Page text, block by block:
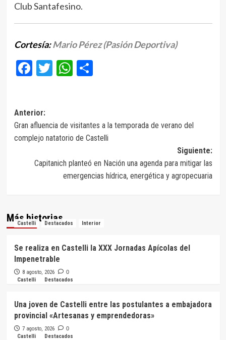
Club Santafesino.
Cortesía:Mario Pérez (Pasión Deportiva)
Facebook
Twitter
WhatsApp
Compartir
Navegación
de
entradas
Anterior:
Gran afluencia de visitantes a la temporada de verano del
complejo natatorio de Castelli
Siguiente:
Capitanich planteó en Nación una agenda para mitigar las
emergencias hídrica, energética y agropecuaria
Más historias
Castelli Destacados Interior
Se realiza en Castelli la XXX Jornadas Apícolas del
Impenetrable
8 agosto, 2026 0
Castelli Destacados
Una joven de Castelli entre las postulantes a embajadora
provincial «Artesanas y emprendedoras»
7 agosto, 2026 0
Castelli Destacados